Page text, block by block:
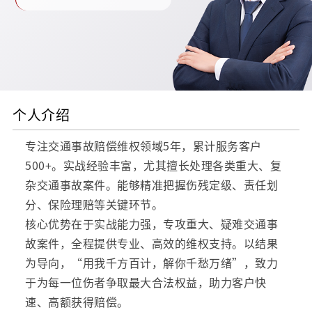
个人介绍
专注交通事故赔偿维权领域5年，累计服务客户
500+。实战经验丰富，尤其擅长处理各类重大、复
杂交通事故案件。能够精准把握伤残定级、责任划
分、保险理赔等关键环节。
核心优势在于实战能力强，专攻重大、疑难交通事
故案件，全程提供专业、高效的维权支持。以结果
为导向，“用我千方百计，解你千愁万绪”，致力
于为每一位伤者争取最大合法权益，助力客户快
速、高额获得赔偿。